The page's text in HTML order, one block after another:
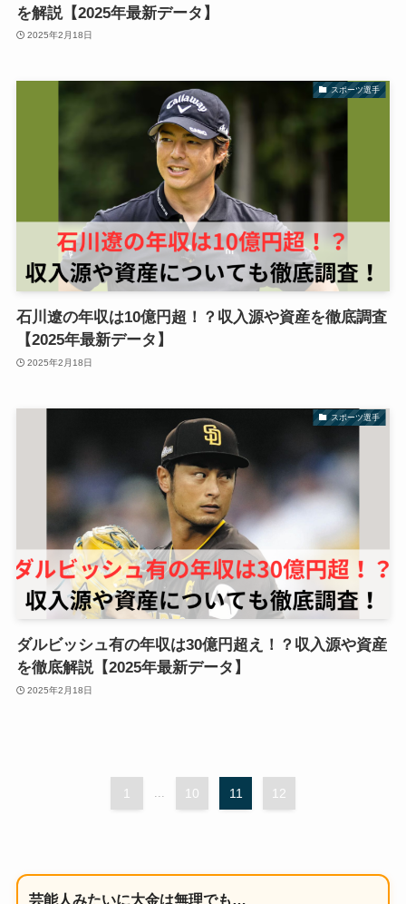
を解説【2025年最新データ】
2025年2月18日
スポーツ選手
石川遼の年収は10億円超！？収入源や資産を徹底調査
【2025年最新データ】
2025年2月18日
スポーツ選手
ダルビッシュ有の年収は30億円超え！？収入源や資産
を徹底解説【2025年最新データ】
2025年2月18日
1 ... 10 11 12
芸能人みたいに大金は無理でも…